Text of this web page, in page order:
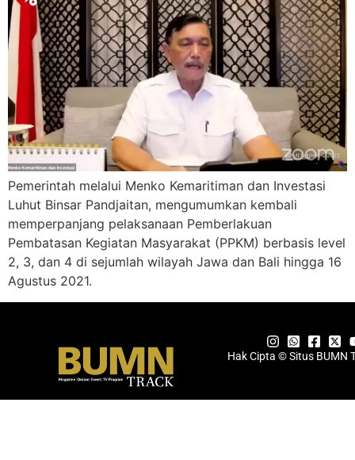
Pemerintah melalui Menko Kemaritiman dan Investasi
Luhut Binsar Pandjaitan, mengumumkan kembali
memperpanjang pelaksanaan Pemberlakuan
Pembatasan Kegiatan Masyarakat (PPKM) berbasis level
2, 3, dan 4 di sejumlah wilayah Jawa dan Bali hingga 16
Agustus 2021.
Hak Cipta © Situs BUMN